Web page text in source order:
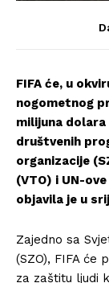
FIFA će, u
nogometnog
milijuna dolara
društvenih
organizacije
(VTO) i UN-
objavila je u
Zajedno sa
(SZO), FIFA će
za zaštitu ljudi